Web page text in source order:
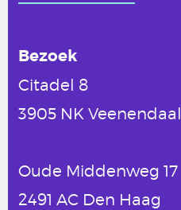
Bezoek
Citadel 8
3905 NK Veenendaal
Oude Middenweg 17
2491 AC Den Haag